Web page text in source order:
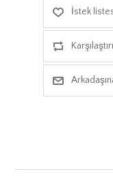
İstek